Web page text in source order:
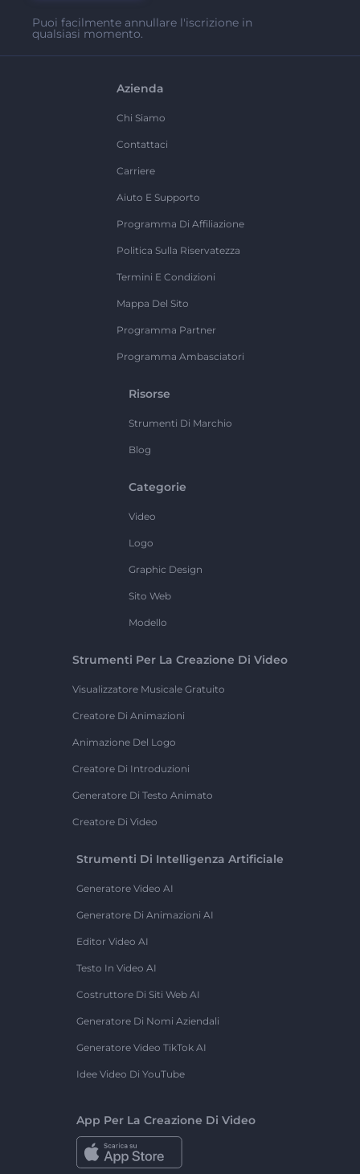
Puoi facilmente annullare l'iscrizione in
qualsiasi momento.
Azienda
Chi Siamo
Contattaci
Carriere
Aiuto E Supporto
Programma Di Affiliazione
Politica Sulla Riservatezza
Termini E Condizioni
Mappa Del Sito
Programma Partner
Programma Ambasciatori
Risorse
Strumenti Di Marchio
Blog
Categorie
Video
Logo
Graphic Design
Sito Web
Modello
Strumenti Per La Creazione Di Video
Visualizzatore Musicale Gratuito
Creatore Di Animazioni
Animazione Del Logo
Creatore Di Introduzioni
Generatore Di Testo Animato
Creatore Di Video
Strumenti Di Intelligenza Artificiale
Generatore Video AI
Generatore Di Animazioni AI
Editor Video AI
Testo In Video AI
Costruttore Di Siti Web AI
Generatore Di Nomi Aziendali
Generatore Video TikTok AI
Idee Video Di YouTube
App Per La Creazione Di Video